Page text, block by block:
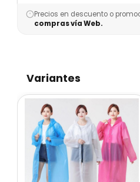
Precios en descuento o
compras vía Web.
Variantes